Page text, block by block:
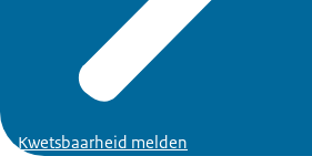
Kwetsbaarheid melden